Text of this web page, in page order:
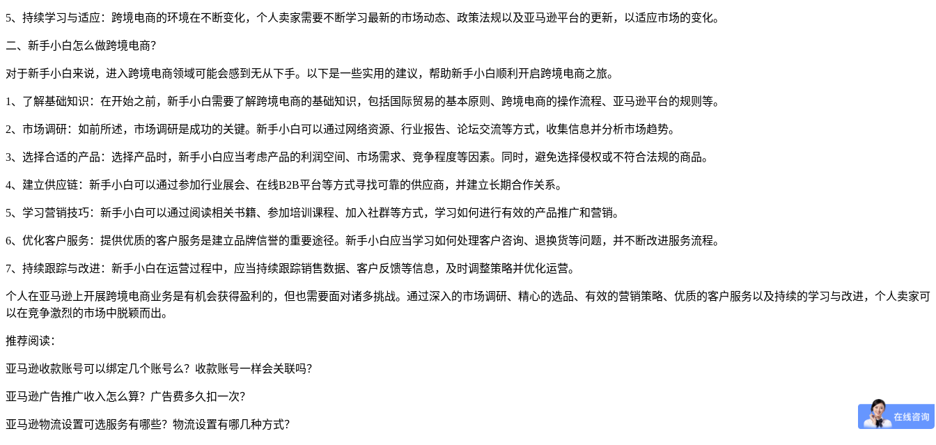
5、持续学习与适应：跨境电商的环境在不断变化，个人卖家需要不断学习最新的市场动态、政策法规以及亚马逊平台的更新，以适应市场的变化。
二、新手小白怎么做跨境电商？
对于新手小白来说，进入跨境电商领域可能会感到无从下手。以下是一些实用的建议，帮助新手小白顺利开启跨境电商之旅。
1、了解基础知识：在开始之前，新手小白需要了解跨境电商的基础知识，包括国际贸易的基本原则、跨境电商的操作流程、亚马逊平台的规则等。
2、市场调研：如前所述，市场调研是成功的关键。新手小白可以通过网络资源、行业报告、论坛交流等方式，收集信息并分析市场趋势。
3、选择合适的产品：选择产品时，新手小白应当考虑产品的利润空间、市场需求、竞争程度等因素。同时，避免选择侵权或不符合法规的商品。
4、建立供应链：新手小白可以通过参加行业展会、在线B2B平台等方式寻找可靠的供应商，并建立长期合作关系。
5、学习营销技巧：新手小白可以通过阅读相关书籍、参加培训课程、加入社群等方式，学习如何进行有效的产品推广和营销。
6、优化客户服务：提供优质的客户服务是建立品牌信誉的重要途径。新手小白应当学习如何处理客户咨询、退换货等问题，并不断改进服务流程。
7、持续跟踪与改进：新手小白在运营过程中，应当持续跟踪销售数据、客户反馈等信息，及时调整策略并优化运营。
个人在亚马逊上开展跨境电商业务是有机会获得盈利的，但也需要面对诸多挑战。通过深入的市场调研、精心的选品、有效的营销策略、优质的客户服务以及持续的学习与改进，个人卖家可
以在竞争激烈的市场中脱颖而出。
推荐阅读：
亚马逊收款账号可以绑定几个账号么？收款账号一样会关联吗？
亚马逊广告推广收入怎么算？广告费多久扣一次？
亚马逊物流设置可选服务有哪些？物流设置有哪几种方式？